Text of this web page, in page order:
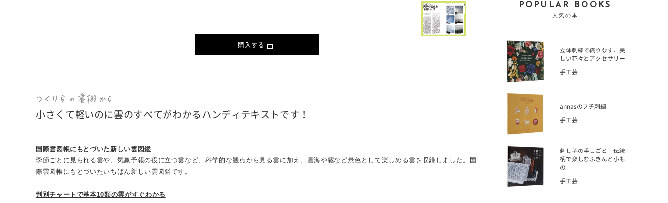
購入する
小さくて軽いのに雲のすべてがわかるハンディテキストです！
国際雲図帳にもとづいた新しい雲図鑑
季節ごとに見られる雲や、気象予報の役に立つ雲など、科学的な観点から見る雲に加え、雲海や霧など景色として楽しめる雲を収録しました。国
際雲図帳にもとづいたいちばん新しい雲図鑑です。
判別チャートで基本10類の雲がすぐわかる
POPULAR BOOKS
人気の本
立体刺繍で織りなす、美
しい花々とアクセサリー
手工芸
annasのプチ刺繍
手工芸
刺し子の手しごと 伝統
柄で楽しむふきんと小も
の
手工芸